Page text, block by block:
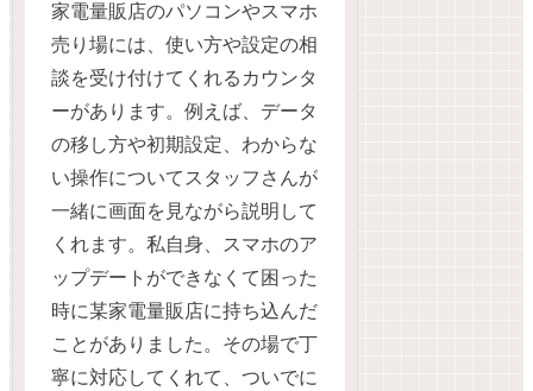
家電量販店のパソコンやスマホ
売り場には、使い方や設定の相
談を受け付けてくれるカウンタ
ーがあります。例えば、データ
の移し方や初期設定、わからな
い操作についてスタッフさんが
一緒に画面を見ながら説明して
くれます。私自身、スマホのア
ップデートができなくて困った
時に某家電量販店に持ち込んだ
ことがありました。その場で丁
寧に対応してくれて、ついでに